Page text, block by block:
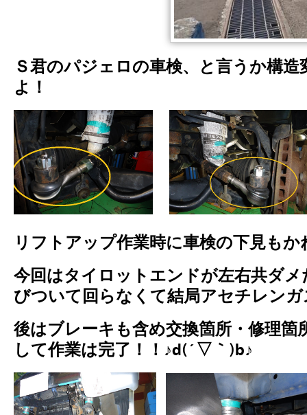
Ｓ君のパジェロの車検、と言うか構
よ！
リフトアップ作業時に車検の下見もか
今回はタイロットエンドが左右共ダ
びついて回らなくて結局アセチレン
後はブレーキも含め交換箇所・修理箇
して作業は完了！！♪d(´▽｀)b♪